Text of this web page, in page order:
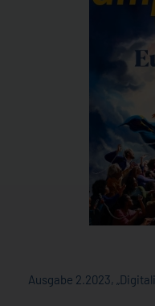
Ausgabe 2.2023,